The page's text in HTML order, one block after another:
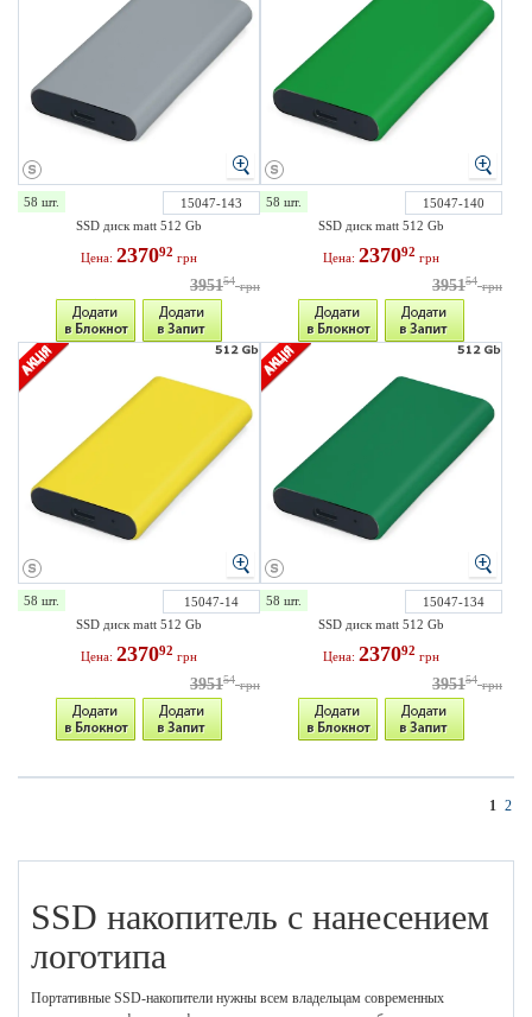
58 шт.
15047-143
SSD диск matt 512 Gb
Цена: 237092 грн
395154 грн
58 шт.
15047-140
SSD диск matt 512 Gb
Цена: 237092 грн
395154 грн
58 шт.
15047-14
SSD диск matt 512 Gb
Цена: 237092 грн
395154 грн
58 шт.
15047-134
SSD диск matt 512 Gb
Цена: 237092 грн
395154 грн
1 2
SSD накопитель с нанесением
логотипа
Портативные SSD-накопители нужны всем владельцам современных